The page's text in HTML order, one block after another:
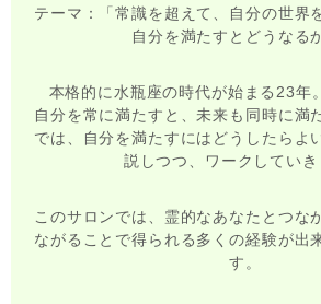
テーマ：「常識を超えて、自分の世界
自分を満たすとどうなる
本格的に水瓶座の時代が始まる23年
自分を常に満たすと、未来も同時に満
では、自分を満たすにはどうしたらよ
説しつつ、ワークしていき
このサロンでは、霊的なあなたとつな
ながることで得られる多くの経験が出
す。